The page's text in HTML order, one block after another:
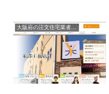
大阪府の注文住宅業者の口コミと評判、体験談